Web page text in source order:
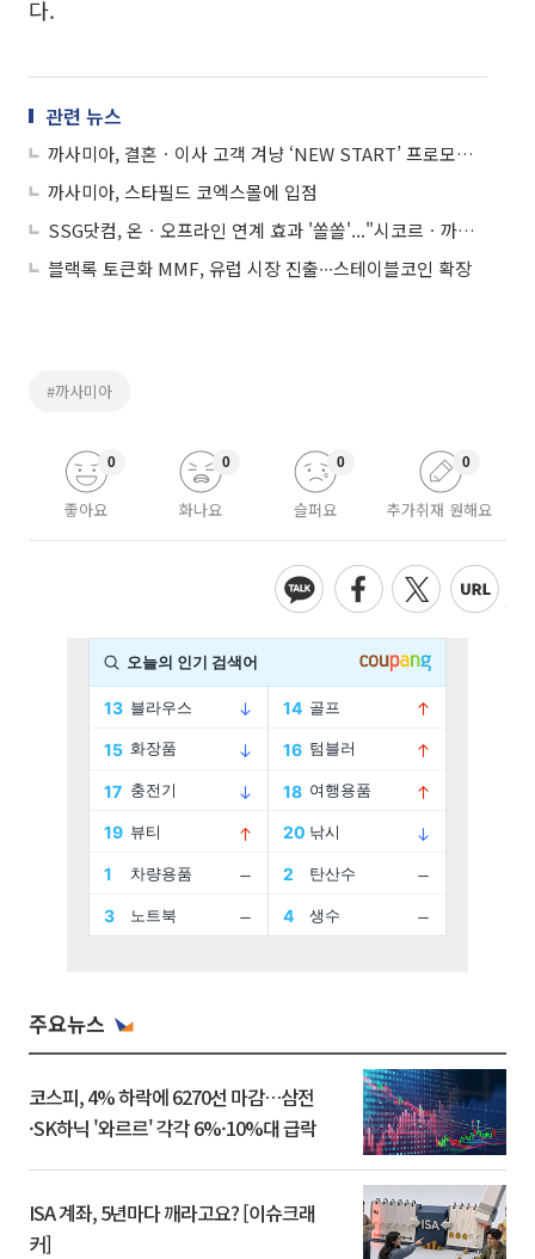
다.
관련 뉴스
까사미아, 결혼ㆍ이사 고객 겨냥 ‘NEW START’ 프로모션 실시
까사미아, 스타필드 코엑스몰에 입점
SSG닷컴, 온ㆍ오프라인 연계 효과 '쏠쏠'..."시코르ㆍ까사미아 매출 쑥"
블랙록 토큰화 MMF, 유럽 시장 진출∙∙∙스테이블코인 확장
#까사미아
좋아요
0
화나요
0
슬퍼요
0
추가취재 원해요
0
주요뉴스
코스피, 4% 하락에 6270선 마감…삼전
·SK하닉 '와르르' 각각 6%·10%대 급락
ISA 계좌, 5년마다 깨라고요? [이슈크래
커]